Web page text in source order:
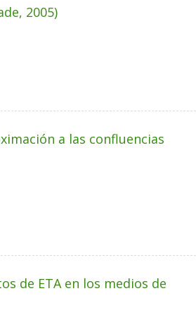
2005)
a las confluencias
de ETA en los medios de